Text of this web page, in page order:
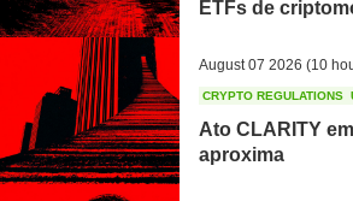
ETFs de
August 07 2026 (10
CRYPTO REGULATIONS
Ato CLARITY
aproxima